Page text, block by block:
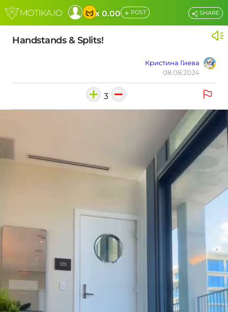
x 0.00 + POST
Handstands & Splits!
Кристина Гиева
08.08.2024
SHARE
3